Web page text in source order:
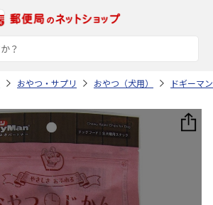
おやつ・サプリ おやつ（犬用） ドギーマ